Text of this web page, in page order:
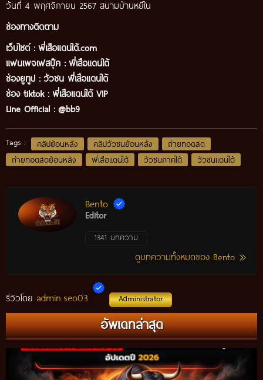
วันที่ 4 พฤศจิกายน 2567 สนามบ้านหยีใน
ช่องทางติดตาม
เว็บไซต์ : พี่เสือแดนใต้.com
แฟนเพจเฟสบุ๊ค : พี่เสือแดนใต้
ช่องยูทูป : วัวชน พี่เสือแดนใต้
ช่อง tiktok : พี่เสือแดนใต้ VIP
Line Official : @bb9
Tags : คลิปย้อนหลัง คลิปวัวชนย้อนหลัง
ถ่ายทอดสด
ถ่ายทอดสดย้อนหลัง
พี่เสือแดนใต้ วัวชนภาคใต้ วัวชนแดนใต้
Bento
Editor
1341 บทความ
ดูบทความทั้งหมดของ Bento
รีวิวโดย admin.seo03 Administrator
อัพเดทล่าสุด